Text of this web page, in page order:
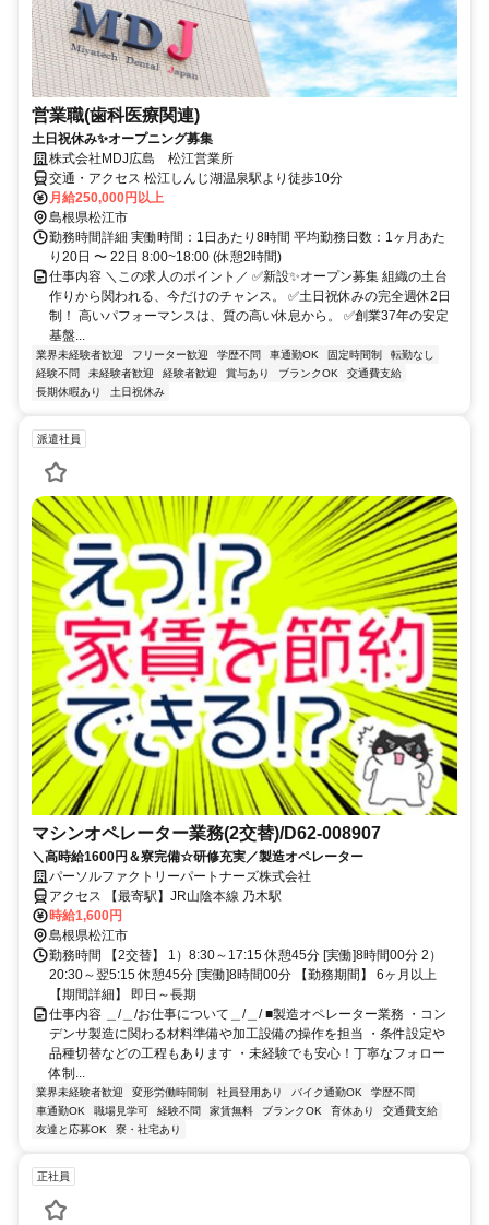
営業職(歯科医療関連)
土日祝休み✨オープニング募集
株式会社MDJ広島 松江営業所
交通・アクセス 松江しんじ湖温泉駅より徒歩10分
月給250,000円以上
島根県松江市
勤務時間詳細 実働時間：1日あたり8時間 平均勤務日数：1ヶ月あた
り20日 〜 22日 8:00~18:00 (休憩2時間)
仕事内容 ＼この求人のポイント／ ✅新設✨オープン募集 組織の土台
作りから関われる、今だけのチャンス。 ✅土日祝休みの完全週休2日
制！ 高いパフォーマンスは、質の高い休息から。 ✅創業37年の安定
基盤...
業界未経験者歓迎 フリーター歓迎 学歴不問 車通勤OK 固定時間制
転勤なし
経験不問
未経験者歓迎 経験者歓迎 賞与あり ブランクOK
交通費支給
長期休暇あり
土日祝休み
派遣社員
マシンオペレーター業務(2交替)/D62-008907
＼高時給1600円＆寮完備☆研修充実／製造オペレーター
パーソルファクトリーパートナーズ株式会社
アクセス 【最寄駅】JR山陰本線 乃木駅
時給1,600円
島根県松江市
勤務時間 【2交替】 1）8:30～17:15 休憩45分 [実働]8時間00分 2）
20:30～翌5:15 休憩45分 [実働]8時間00分 【勤務期間】 6ヶ月以上
【期間詳細】 即日～長期
仕事内容 ＿/＿/お仕事について＿/＿/ ■製造オペレーター業務 ・コン
デンサ製造に関わる材料準備や加工設備の操作を担当 ・条件設定や
品種切替などの工程もあります ・未経験でも安心！丁寧なフォロー
体制...
業界未経験者歓迎 変形労働時間制 社員登用あり バイク通勤OK
学歴不問
車通勤OK
職場見学可 経験不問 家賃無料 ブランクOK 育休あり
交通費支給
友達と応募OK
寮・社宅あり
正社員